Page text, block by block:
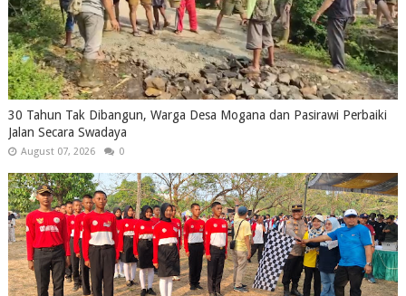
30 Tahun Tak Dibangun, Warga Desa Mogana dan Pasirawi Perbaiki
Jalan Secara Swadaya
August 07, 2026 0